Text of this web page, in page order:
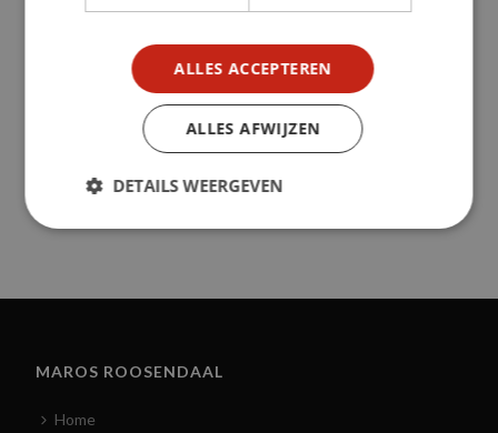
MAROS ROOSENDAAL
Home
ALLES ACCEPTEREN
ALLES AFWIJZEN
DETAILS WEERGEVEN